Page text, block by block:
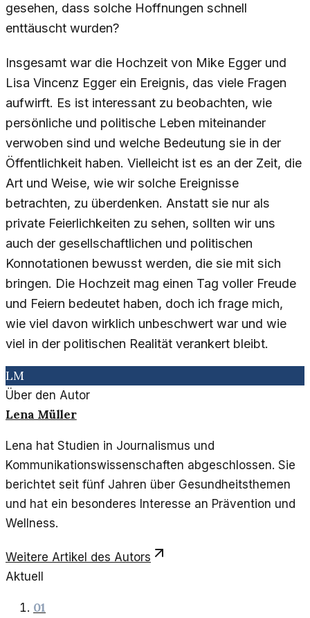
gesehen, dass solche Hoffnungen schnell
enttäuscht wurden?
Insgesamt war die Hochzeit von Mike Egger und
Lisa Vincenz Egger ein Ereignis, das viele Fragen
aufwirft. Es ist interessant zu beobachten, wie
persönliche und politische Leben miteinander
verwoben sind und welche Bedeutung sie in der
Öffentlichkeit haben. Vielleicht ist es an der Zeit, die
Art und Weise, wie wir solche Ereignisse
betrachten, zu überdenken. Anstatt sie nur als
private Feierlichkeiten zu sehen, sollten wir uns
auch der gesellschaftlichen und politischen
Konnotationen bewusst werden, die sie mit sich
bringen. Die Hochzeit mag einen Tag voller Freude
und Feiern bedeutet haben, doch ich frage mich,
wie viel davon wirklich unbeschwert war und wie
viel in der politischen Realität verankert bleibt.
LM
Über den Autor
Lena Müller
Lena hat Studien in Journalismus und
Kommunikationswissenschaften abgeschlossen. Sie
berichtet seit fünf Jahren über Gesundheitsthemen
und hat ein besonderes Interesse an Prävention und
Wellness.
Weitere Artikel des Autors
Aktuell
01